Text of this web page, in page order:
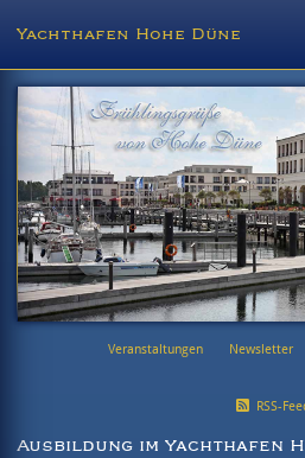
Yachthafen Hohe Düne
Veranstaltungen Newsletter
RSS-
Ausbildung im Yachthafen